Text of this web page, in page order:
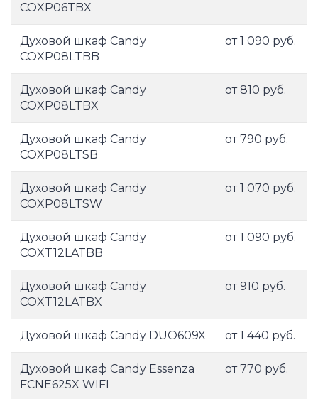
COXP06TBX
Духовой шкаф Candy
COXP08LTBB
от 1 090 руб.
Духовой шкаф Candy
COXP08LTBX
от 810 руб.
Духовой шкаф Candy
COXP08LTSB
от 790 руб.
Духовой шкаф Candy
COXP08LTSW
от 1 070 руб.
Духовой шкаф Candy
COXT12LATBB
от 1 090 руб.
Духовой шкаф Candy
COXT12LATBX
от 910 руб.
Духовой шкаф Candy DUO609X от 1 440 руб.
Духовой шкаф Candy Essenza
FCNE625X WIFI
от 770 руб.